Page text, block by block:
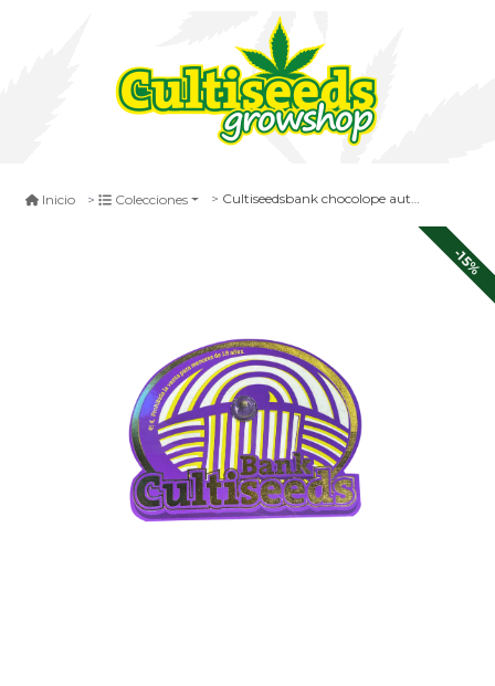
Inicio Colecciones Cultiseedsbank chocolope auto 1 unid
-15%